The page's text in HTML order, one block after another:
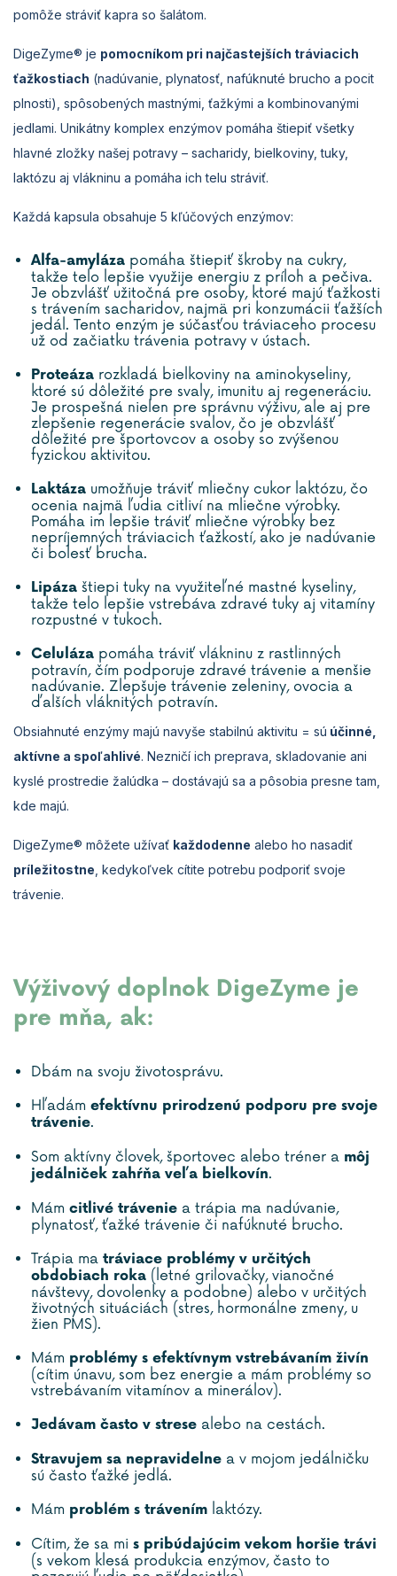
pomôže stráviť kapra so šalátom.
DigeZyme® je pomocníkom pri najčastejších tráviacich
ťažkostiach (nadúvanie, plynatosť, nafúknuté brucho a pocit
plnosti), spôsobených mastnými, ťažkými a kombinovanými
jedlami. Unikátny komplex enzýmov pomáha štiepiť všetky
hlavné zložky našej potravy – sacharidy, bielkoviny, tuky,
laktózu aj vlákninu a pomáha ich telu stráviť.
Každá kapsula obsahuje 5 kľúčových enzýmov:
Alfa-amyláza pomáha štiepiť škroby na cukry,
takže telo lepšie využije energiu z príloh a pečiva.
Je obzvlášť užitočná pre osoby, ktoré majú ťažkosti
s trávením sacharidov, najmä pri konzumácii ťažších
jedál. Tento enzým je súčasťou tráviaceho procesu
už od začiatku trávenia potravy v ústach.
Proteáza rozkladá bielkoviny na aminokyseliny,
ktoré sú dôležité pre svaly, imunitu aj regeneráciu.
Je prospešná nielen pre správnu výživu, ale aj pre
zlepšenie regenerácie svalov, čo je obzvlášť
dôležité pre športovcov a osoby so zvýšenou
fyzickou aktivitou.
Laktáza umožňuje tráviť mliečny cukor laktózu, čo
ocenia najmä ľudia citliví na mliečne výrobky.
Pomáha im lepšie tráviť mliečne výrobky bez
nepríjemných tráviacich ťažkostí, ako je nadúvanie
či bolesť brucha.
Lipáza štiepi tuky na využiteľné mastné kyseliny,
takže telo lepšie vstrebáva zdravé tuky aj vitamíny
rozpustné v tukoch.
Celuláza pomáha tráviť vlákninu z rastlinných
potravín, čím podporuje zdravé trávenie a menšie
nadúvanie. Zlepšuje trávenie zeleniny, ovocia a
ďalších vláknitých potravín.
Obsiahnuté enzýmy majú navyše stabilnú aktivitu = sú účinné,
aktívne a spoľahlivé. Nezničí ich preprava, skladovanie ani
kyslé prostredie žalúdka – dostávajú sa a pôsobia presne tam,
kde majú.
DigeZyme® môžete užívať každodenne alebo ho nasadiť
príležitostne , kedykoľvek cítite potrebu podporiť svoje
trávenie.
Výživový doplnok DigeZyme je
pre mňa, ak:
Dbám na svoju životosprávu.
Hľadám efektívnu prirodzenú podporu pre svoje
trávenie.
Som aktívny človek, športovec alebo tréner a môj
jedálniček zahŕňa veľa bielkovín.
Mám citlivé trávenie a trápia ma nadúvanie,
plynatosť, ťažké trávenie či nafúknuté brucho.
Trápia ma tráviace problémy v určitých
obdobiach roka (letné grilovačky, vianočné
návštevy, dovolenky a podobne) alebo v určitých
životných situáciách (stres, hormonálne zmeny, u
žien PMS).
Mám problémy s efektívnym vstrebávaním živín
(cítim únavu, som bez energie a mám problémy so
vstrebávaním vitamínov a minerálov).
Jedávam často v strese alebo na cestách.
Stravujem sa nepravidelne a v mojom jedálničku
sú často ťažké jedlá.
Mám problém s trávením laktózy.
Cítim, že sa mi s pribúdajúcim vekom horšie trávi
(s vekom klesá produkcia enzýmov, často to